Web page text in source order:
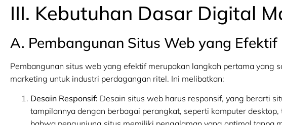
III. Kebutuhan Dasar Digital
A. Pembangunan Situs Web yang Efektif
Pembangunan situs web yang efektif merupakan langkah pertama yang
marketing untuk industri perdagangan ritel. Ini melibatkan:
Desain Responsif: Desain situs web harus responsif, yang berarti
tampilannya dengan berbagai perangkat, seperti komputer